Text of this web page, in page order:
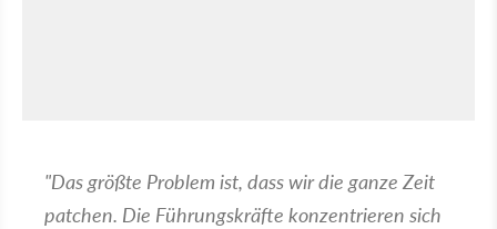
"Das größte Problem ist, dass wir die ganze Zeit
patchen. Die Führungskräfte konzentrieren sich